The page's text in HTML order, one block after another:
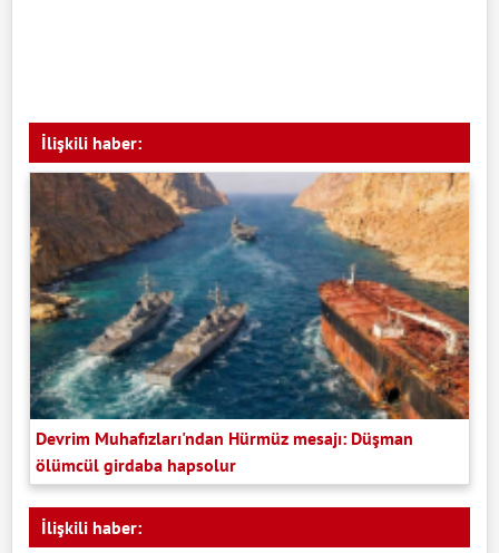
İlişkili haber:
Devrim Muhafızları'ndan Hürmüz mesajı: Düşman
ölümcül girdaba hapsolur
İlişkili haber: